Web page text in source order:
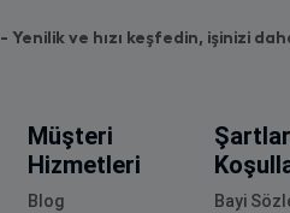
- Yenilik ve hızı keşfedin, işinizi
Müşteri
Hizmetleri
Blog
Bayi